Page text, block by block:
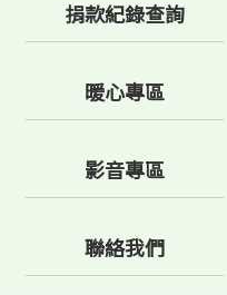
捐款紀錄查詢
暖心專區
影音專區
聯絡我們